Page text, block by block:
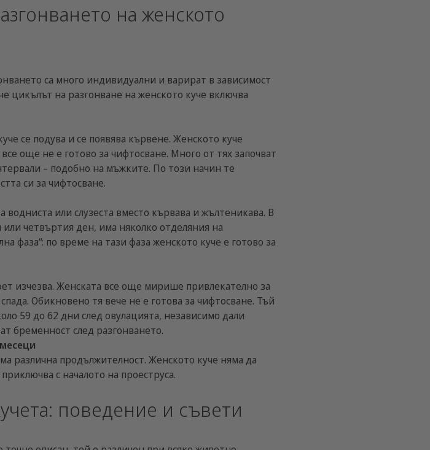
на женското
са много индивидуални и варират в зависимост
цикълът на разгонване на женското куче включва
се подува и се появява кървене. Женското куче
още не е готово за чифтосване. Много от тях започват
– подобно на мъжките. По този начин те
си за чифтосване.
водниста или слузеста вместо кървава и жълтеникава. В
четвъртия ден, има няколко отделяния на
фаза“: по време на тази фаза женското куче е готово за
изчезва. Женската все още мирише привлекателно за
Обикновено тя вече не е готова за чифтосване. Тъй
59 до 62 дни след овулацията, независимо дали
бременност след разгонването.
различна продължителност. Женското куче няма да
с началото на проеструса.
поведение и съвети